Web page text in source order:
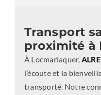
Transport
proximité à
À Locmariaquer,
l’écoute et la
transporté. Notre